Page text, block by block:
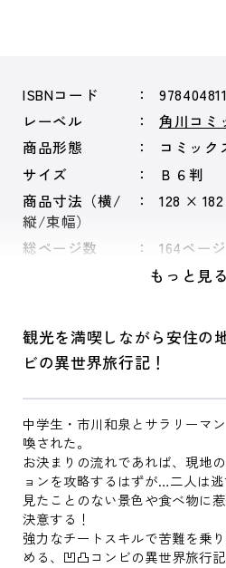
ISBNコード
レーベル
角川コミ
商品形態
コミック
サイズ
Ｂ６判
商品寸法（横/
縦/束幅）
128 ×
総ページ数 164ページ
もっと見る
観光を満喫しながら安住の
ビの異世界旅行記！
中学生・市川和泉とサラリーマ
喚された。
お決まりの流れであれば、現地
ョンを攻略するはずが…二人は逃
見たことのない景色や食べ物に
決意する！
強力なチートスキルで苦難を乗
める、凹凸コンビの異世界旅行